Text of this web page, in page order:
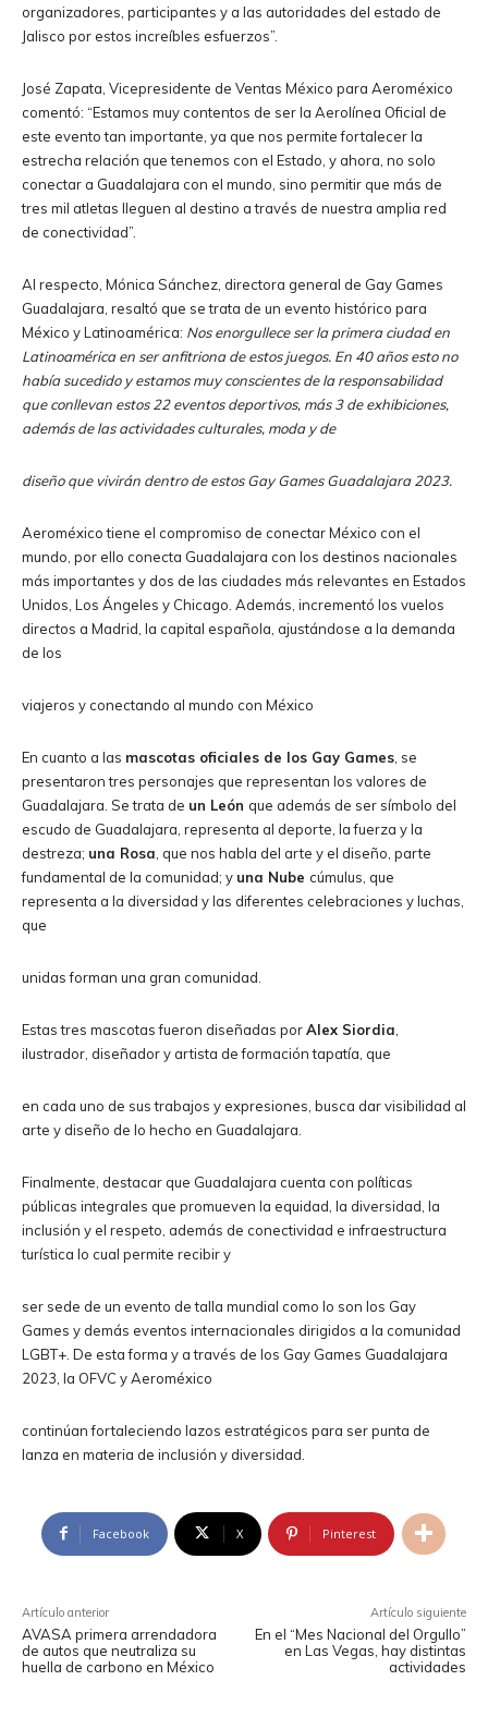
organizadores, participantes y a las autoridades del estado de
Jalisco por estos increíbles esfuerzos”.
José Zapata, Vicepresidente de Ventas México para Aeroméxico
comentó: “Estamos muy contentos de ser la Aerolínea Oficial de
este evento tan importante, ya que nos permite fortalecer la
estrecha relación que tenemos con el Estado, y ahora, no solo
conectar a Guadalajara con el mundo, sino permitir que más de
tres mil atletas lleguen al destino a través de nuestra amplia red
de conectividad”.
Al respecto, Mónica Sánchez, directora general de Gay Games
Guadalajara, resaltó que se trata de un evento histórico para
México y Latinoamérica: Nos enorgullece ser la primera ciudad en
Latinoamérica en ser anfitriona de estos juegos. En 40 años esto no
había sucedido y estamos muy conscientes de la responsabilidad
que conllevan estos 22 eventos deportivos, más 3 de exhibiciones,
además de las actividades culturales, moda y de
diseño que vivirán dentro de estos Gay Games Guadalajara 2023.
Aeroméxico tiene el compromiso de conectar México con el
mundo, por ello conecta Guadalajara con los destinos nacionales
más importantes y dos de las ciudades más relevantes en Estados
Unidos, Los Ángeles y Chicago. Además, incrementó los vuelos
directos a Madrid, la capital española, ajustándose a la demanda
de los
viajeros y conectando al mundo con México
En cuanto a las mascotas oficiales de los Gay Games , se
presentaron tres personajes que representan los valores de
Guadalajara. Se trata de un León que además de ser símbolo del
escudo de Guadalajara, representa al deporte, la fuerza y la
destreza; una Rosa , que nos habla del arte y el diseño, parte
fundamental de la comunidad; y una Nube cúmulus, que
representa a la diversidad y las diferentes celebraciones y luchas,
que
unidas forman una gran comunidad.
Estas tres mascotas fueron diseñadas porAlex Siordia
ilustrador, diseñador y artista de formación tapatía, que
en cada uno de sus trabajos y expresiones, busca dar visibilidad al
arte y diseño de lo hecho en Guadalajara.
Finalmente, destacar que Guadalajara cuenta con políticas
públicas integrales que promueven la equidad, la diversidad, la
inclusión y el respeto, además de conectividad e infraestructura
turística lo cual permite recibir y
ser sede de un evento de talla mundial como lo son los Gay
Games y demás eventos internacionales dirigidos a la comunidad
LGBT+. De esta forma y a través de los Gay Games Guadalajara
2023, la OFVC y Aeroméxico
continúan fortaleciendo lazos estratégicos para ser punta de
lanza en materia de inclusión y diversidad.
Facebook X Pinterest
Artículo anterior
AVASA primera arrendadora
de autos que neutraliza su
huella de carbono en México
Artículo siguiente
En el “Mes Nacional del Orgullo”
en Las Vegas, hay distintas
actividades